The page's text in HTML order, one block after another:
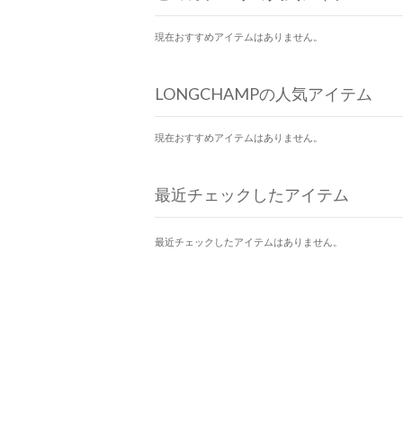
現在おすすめアイテムはありません。
LONGCHAMPの人気アイテム
現在おすすめアイテムはありません。
最近チェックしたアイテム
最近チェックしたアイテムはありません。